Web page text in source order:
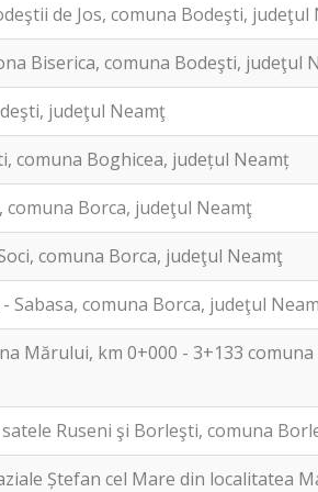
de Jos, comuna Bodeşti, judeţul
Biserica, comuna Bodeşti, judeţul
judeţul Neamţ
comuna Boghicea, județul Neamț
comuna Borca, judeţul Neamţ
comuna Borca, judeţul Neamţ
Sabasa, comuna Borca, judeţul
Mărului, km 0+000 - 3+133
Ruseni şi Borleşti, comuna
Ștefan cel Mare din localitatea